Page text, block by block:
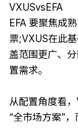
VXUSvsEFA
EFA 要聚焦成
票;VXUS在此
盖范围更广、
置需求。
从配置角度看
“全市场方案”